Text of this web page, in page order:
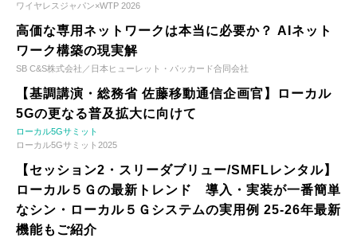
ワイヤレスジャパン×WTP 2026
高価な専用ネットワークは本当に必要か？ AIネット
ワーク構築の現実解
SB C&S株式会社／日本ヒューレット・パッカード合同会社
【基調講演・総務省 佐藤移動通信企画官】ローカル
5Gの更なる普及拡大に向けて
ローカル5Gサミット
ローカル5Gサミット2025
【セッション2・スリーダブリュー/SMFLレンタル】
ローカル５Ｇの最新トレンド 導入・実装が一番簡単
なシン・ローカル５Ｇシステムの実用例 25-26年最新
機能もご紹介